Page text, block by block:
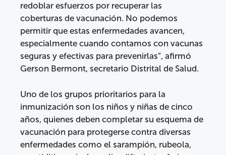
redoblar esfuerzos por recuperar las
coberturas de vacunación. No podemos
permitir que estas enfermedades avancen,
especialmente cuando contamos con vacunas
seguras y efectivas para prevenirlas”, afirmó
Gerson Bermont, secretario Distrital de Salud.
Uno de los grupos prioritarios para la
inmunización son los niños y niñas de cinco
años, quienes deben completar su esquema de
vacunación para protegerse contra diversas
enfermedades como el sarampión, rubeola,